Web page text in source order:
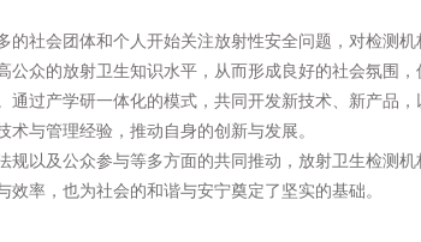
社会团体和个人开始关注放射性安全问题，对检测
众的放射卫生知识水平，从而形成良好的社会氛围，
过产学研一体化的模式，共同开发新技术、新产品
与管理经验，推动自身的创新与发展。
以及公众参与等多方面的共同推动，放射卫生检测
率，也为社会的和谐与安宁奠定了坚实的基础。